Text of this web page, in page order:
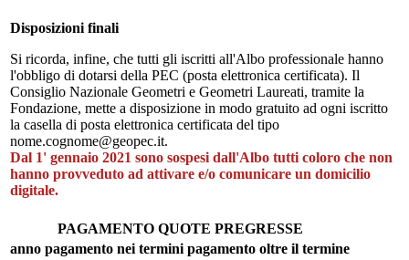
Disposizioni finali
Si ricorda, infine, che tutti gli iscritti all'Albo professionale hanno
l'obbligo di dotarsi della PEC (posta elettronica certificata). Il
Consiglio Nazionale Geometri e Geometri Laureati, tramite la
Fondazione, mette a disposizione in modo gratuito ad ogni iscritto
la casella di posta elettronica certificata del tipo
nome.cognome@geopec.it.
Dal 1' gennaio 2021 sono sospesi dall'Albo tutti coloro che non
hanno provveduto ad attivare e/o comunicare un domicilio
digitale.
PAGAMENTO QUOTE PREGRESSE
anno pagamento nei termini pagamento oltre il termine